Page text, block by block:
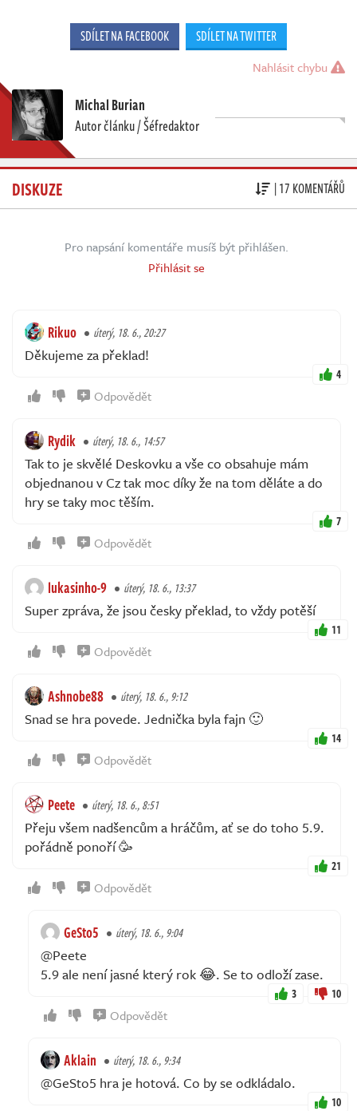
SDÍLET NA FACEBOOK SDÍLET NA TWITTER
Nahlásit chybu
Michal Burian
Autor článku / Šéfredaktor
DISKUZE | 17 KOMENTÁŘŮ
Pro napsání komentáře musíš být přihlášen.
Přihlásit se
Rikuo úterý, 18. 6., 20:27
Děkujeme za překlad!
4
Odpovědět
Rydik úterý, 18. 6., 14:57
Tak to je skvělé Deskovku a vše co obsahuje mám
objednanou v Cz tak moc díky že na tom děláte a do
hry se taky moc těším.
7
Odpovědět
lukasinho-9 úterý, 18. 6., 13:37
Super zpráva, že jsou česky překlad, to vždy potěší
11
Odpovědět
Ashnobe88 úterý, 18. 6., 9:12
Snad se hra povede. Jednička byla fajn 🙂
14
Odpovědět
Peete úterý, 18. 6., 8:51
Přeju všem nadšencům a hráčům, ať se do toho 5.9.
pořádně ponoří 🥳
21
Odpovědět
GeSto5 úterý, 18. 6., 9:04
@Peete
5.9 ale není jasné který rok 😂. Se to odloží zase.
3 10
Odpovědět
Aklain úterý, 18. 6., 9:34
@GeSto5 hra je hotová. Co by se odkládalo.
10